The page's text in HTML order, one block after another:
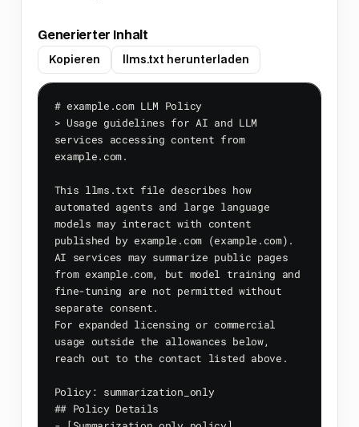
Generierter Inhalt
Kopieren llms.txt herunterladen
# example.com LLM Policy
> Usage guidelines for AI and LLM
services accessing content from
example.com.
This llms.txt file describes how
automated agents and large language
models may interact with content
published by example.com (example.com).
AI services may summarize public pages
from example.com, but model training and
fine-tuning are not permitted without
separate consent.
For expanded licensing or commercial
usage outside the allowances below,
reach out to the contact listed above.
Policy: summarization_only
## Policy Details